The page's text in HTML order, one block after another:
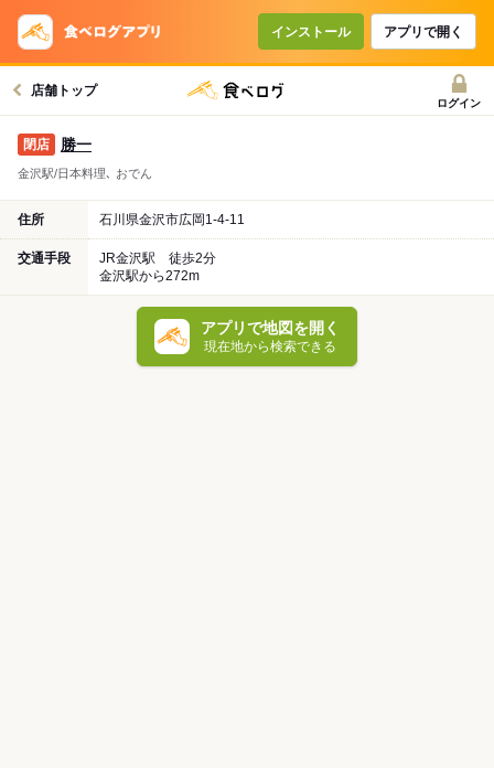
インストール アプリで開く
店舗トップ
ログイン
勝一
金沢駅/日本料理､ おでん
住所 石川県金沢市広岡1-4-11
交通手段
JR金沢駅 徒歩2分
金沢駅から272m
アプリで地図を開く
現在地から検索できる